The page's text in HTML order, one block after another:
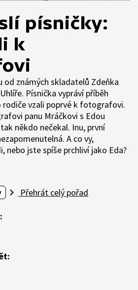
písničky:
k
od známých skladatelů Zdeňka
Písnička vypráví příběh
rodiče vzali poprvé k fotografovi.
panu Mráčkovi s Edou
někdo nečekal. Inu, první
A co vy,
jste spíše prchliví jako Eda?
Přehrát celý pořad